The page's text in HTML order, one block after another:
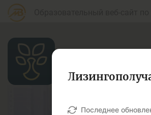
Последнее